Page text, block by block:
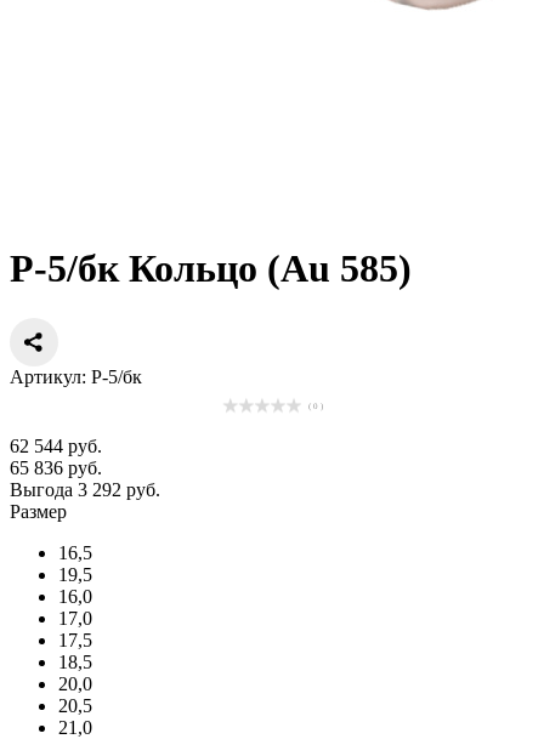
Р-5/бк Кольцо (Au 585)
Артикул: Р-5/бк
( 0 )
62 544 руб.
65 836 руб.
Выгода 3 292 руб.
Размер
16,5
19,5
16,0
17,0
17,5
18,5
20,0
20,5
21,0